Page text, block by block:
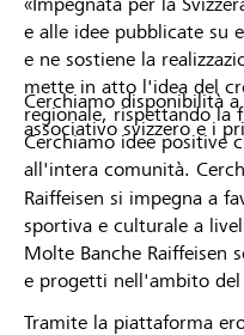
e alle idee pubblicate su
e ne sostiene la
mette in atto l'idea del
regionale, rispettando la
Cerchiamo idee positive
all'intera comunità.
Cerchiamo disponibilità
associativo svizzero e i
Raiffeisen si impegna a
sportiva e culturale a
Molte Banche Raiffeisen
e progetti nell'ambito
Tramite la piattaforma